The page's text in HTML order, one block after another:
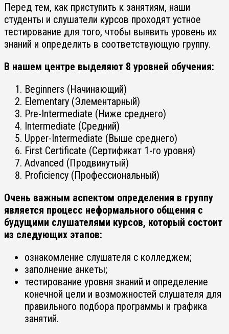
Перед тем, как приступить к занятиям, наши
студенты и слушатели курсов проходят устное
тестирование для того, чтобы выявить уровень их
знаний и определить в соответствующую группу.
В нашем центре выделяют 8 уровней обучения:
Beginners (Начинающий)
Elementary (Элементарный)
Pre-Intermediate (Ниже среднего)
Intermediate (Средний)
Upper-Intermediate (Выше среднего)
First Certificate (Сертификат 1-го уровня)
Advanced (Продвинутый)
Proficiency (Профессиональный)
Очень важным аспектом определения в группу
является процесс неформального общения с
будущими слушателями курсов, который состоит
из следующих этапов:
ознакомление слушателя с колледжем;
заполнение анкеты;
тестирование уровня знаний и определение
конечной цели и возможностей слушателя для
правильного подбора программы и графика
занятий.